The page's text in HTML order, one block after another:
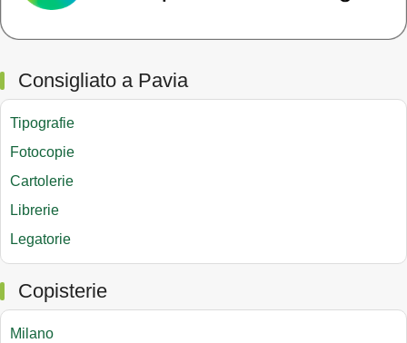
Consigliato a Pavia
Tipografie
Fotocopie
Cartolerie
Librerie
Legatorie
Copisterie
Milano